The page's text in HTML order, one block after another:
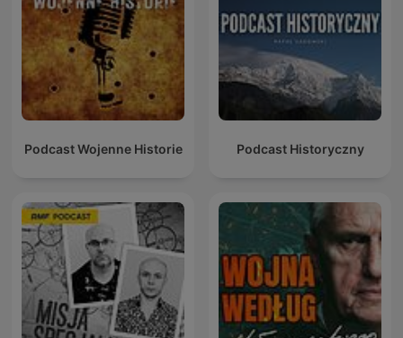
Podcast Wojenne Historie Podcast Historyczny